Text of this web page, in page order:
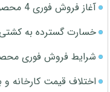
آغاز فروش فوری 4 محصول ایران خودرو در نمایندگی‌ها
خسارت گسترده به
شرایط فروش فوری
اختلاف قیمت کارخانه و